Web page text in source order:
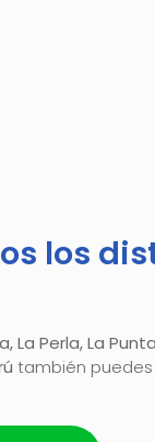
los
La Perla, La
también